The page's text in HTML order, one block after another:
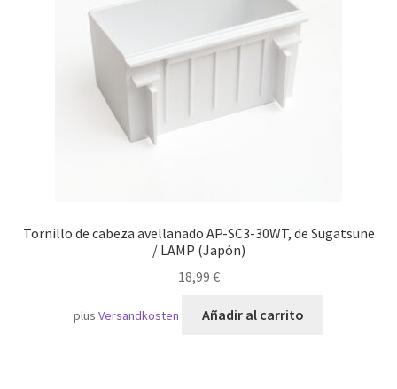
Transporte marítimo
Tornillo de cabeza avellanado AP-SC3-30WT, de Sugatsune
/ LAMP (Japón)
18,99 €
plus Versandkosten Añadir al carrito